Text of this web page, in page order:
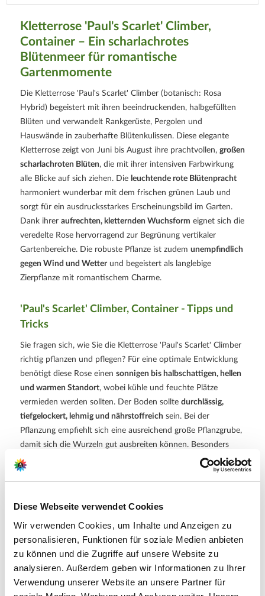
Diese Webseite verwendet Cookies
Wir verwenden Cookies, um Inhalte und Anzeigen zu
personalisieren, Funktionen für soziale Medien anbieten
zu können und die Zugriffe auf unsere Website zu
analysieren. Außerdem geben wir Informationen zu Ihrer
Verwendung unserer Website an unsere Partner für
Kletterrose 'Paul's Scarlet' Climber,
Container – Ein scharlachrotes
Blütenmeer für romantische
Gartenmomente
Die Kletterrose 'Paul's Scarlet' Climber (botanisch: Rosa
Hybrid) begeistert mit ihren beeindruckenden, halbgefüllten
Blüten und verwandelt Rankgerüste, Pergolen und
Hauswände in zauberhafte Blütenkulissen. Diese elegante
Kletterrose zeigt von Juni bis August ihre prachtvollen, großen
scharlachroten Blüten, die mit ihrer intensiven Farbwirkung
alle Blicke auf sich ziehen. Die leuchtende rote Blütenpracht
harmoniert wunderbar mit dem frischen grünen Laub und
sorgt für ein ausdrucksstarkes Erscheinungsbild im Garten.
Dank ihrer aufrechten, kletternden Wuchsform eignet sich die
veredelte Rose hervorragend zur Begrünung vertikaler
Gartenbereiche. Die robuste Pflanze ist zudem unempfindlich
gegen Wind und Wetterund begeistert als langlebige
Zierpflanze mit romantischem Charme.
'Paul's Scarlet' Climber, Container - Tipps und
Tricks
Sie fragen sich, wie Sie die Kletterrose 'Paul's Scarlet' Climber
richtig pflanzen und pflegen? Für eine optimale Entwicklung
benötigt diese Rose einen sonnigen bis halbschattigen, hellen
und warmen Standort, wobei kühle und feuchte Plätze
vermieden werden sollten. Der Boden sollte durchlässig,
tiefgelockert, lehmig und nährstoffreich sein. Bei der
Pflanzung empfiehlt sich eine ausreichend große Pflanzgrube,
damit sich die Wurzeln gut ausbreiten können. Besonders
wichtig ist, dass die Veredlungsstelle etwa
5 cm unter der
Erdoberfläche
liegt. Für eine üppige Blütenbildung sollte die
einmal im zeitigen Frühjahr ausgebracht, Rosendünger im
Kübelpflanzen ab dem Frühjahr wöchentlich gegeben werden.
Ab August sollte nicht mehr gedüngt werden, damit die Triebe
bis zum Winter ausreifen können. Dererforderliche
Rückschnitt erfolgt nach dem Abhäufeln im Frühjahr, wobei
alte und zurückgefrorene Triebe entfernt werden. Im